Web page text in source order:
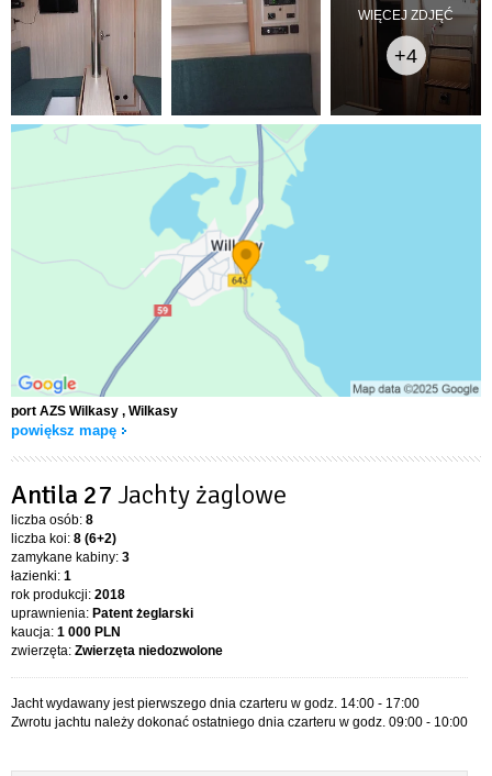
WIĘCEJ ZDJĘĆ
+4
port AZS Wilkasy , Wilkasy
powiększ mapę
Antila 27 Jachty żaglowe
liczba osób: 8
liczba koi: 8 (6+2)
zamykane kabiny: 3
łazienki: 1
rok produkcji: 2018
uprawnienia: Patent żeglarski
kaucja: 1 000 PLN
zwierzęta: Zwierzęta niedozwolone
Jacht wydawany jest pierwszego dnia czarteru w godz. 14:00 - 17:00
Zwrotu jachtu należy dokonać ostatniego dnia czarteru w godz. 09:00 - 10:00